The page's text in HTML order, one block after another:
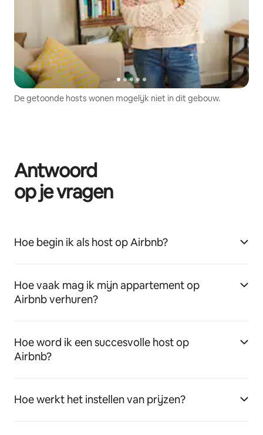
De getoonde hosts wonen mogelijk niet in dit gebouw.
Antwoord
op je vragen
Hoe begin ik als host op Airbnb?
Hoe vaak mag ik mijn appartement op
Airbnb verhuren?
Hoe word ik een succesvolle host op
Airbnb?
Hoe werkt het instellen van prijzen?